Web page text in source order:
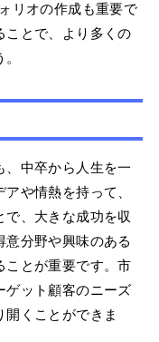
リオの作成も重要で
ことで、より多くの
、中卒から人生を一
や情熱を持って、
で、大きな成功を収
分野や興味のある
ことが重要です。市
ゲット顧客のニーズ
開くことができま